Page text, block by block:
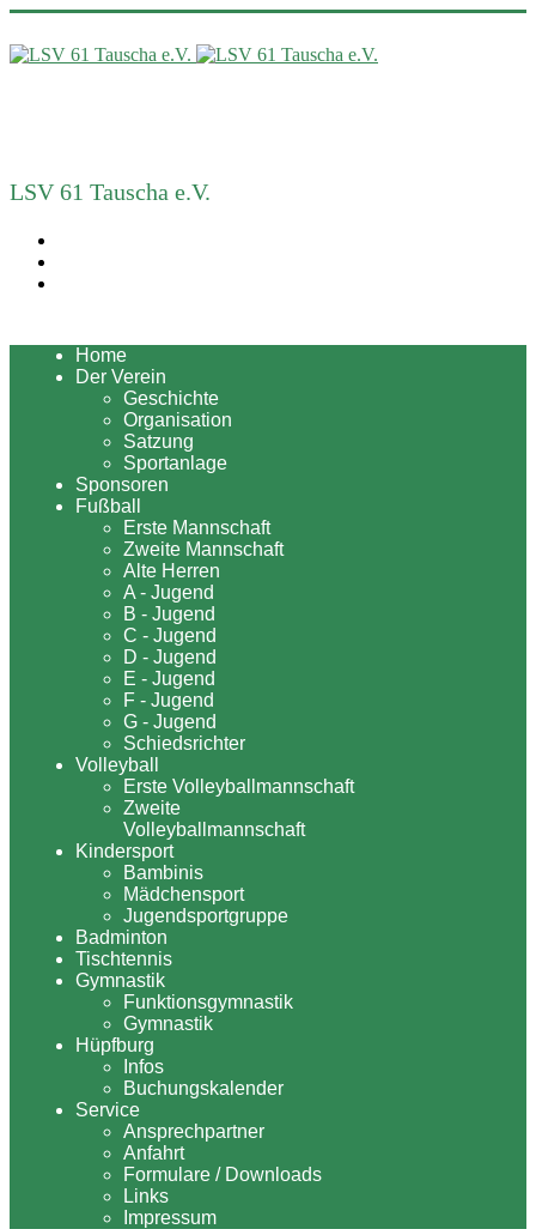
LSV 61 Tauscha e.V.
Home
Der Verein
Geschichte
Organisation
Satzung
Sportanlage
Sponsoren
Fußball
Erste Mannschaft
Zweite Mannschaft
Alte Herren
A - Jugend
B - Jugend
C - Jugend
D - Jugend
E - Jugend
F - Jugend
G - Jugend
Schiedsrichter
Volleyball
Erste Volleyballmannschaft
Zweite
Volleyballmannschaft
Kindersport
Bambinis
Mädchensport
Jugendsportgruppe
Badminton
Tischtennis
Gymnastik
Funktionsgymnastik
Gymnastik
Hüpfburg
Infos
Buchungskalender
Service
Ansprechpartner
Anfahrt
Formulare / Downloads
Links
Impressum